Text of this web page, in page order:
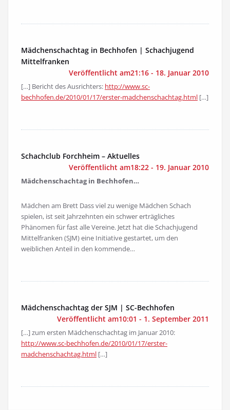
Mädchenschachtag in Bechhofen | Schachjugend
Mittelfranken
Veröffentlicht am21:16 - 18. Januar 2010
[…] Bericht des Ausrichters: http://www.sc-
bechhofen.de/2010/01/17/erster-madchenschachtag.html […]
Schachclub Forchheim – Aktuelles
Veröffentlicht am18:22 - 19. Januar 2010
Mädchenschachtag in Bechhofen…
Mädchen am Brett Dass viel zu wenige Mädchen Schach
spielen, ist seit Jahrzehnten ein schwer erträgliches
Phänomen für fast alle Vereine. Jetzt hat die Schachjugend
Mittelfranken (SJM) eine Initiative gestartet, um den
weiblichen Anteil in den kommende…
Mädchenschachtag der SJM | SC-Bechhofen
Veröffentlicht am10:01 - 1. September 2011
[…] zum ersten Mädchenschachtag im Januar 2010:
http://www.sc-bechhofen.de/2010/01/17/erster-
madchenschachtag.html […]